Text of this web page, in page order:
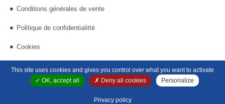
Conditions générales de vente
Politique de confidentialitté
Cookies
Mentions Légalesl
This site uses cookies and gives you control over what you want to activate
OK, accept all
Deny all cookies Personalize
Privacy policy